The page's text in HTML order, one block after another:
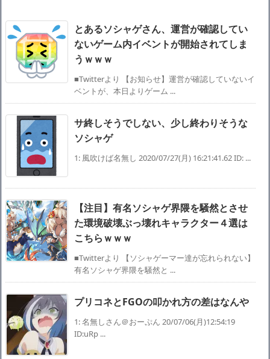
とあるソシャゲさん、運営が確認してい
ないゲーム内イベントが開始されてしま
うｗｗｗ
■Twitterより 【お知らせ】運営が確認していないイ
ベントが、本日よりゲーム ...
サ終しそうでしない、少し終わりそうな
ソシャゲ
1: 風吹けば名無し 2020/07/27(月) 16:21:41.62 ID: ...
【注目】有名ソシャゲ界隈を騒然とさせ
た環境破壊ぶっ壊れキャラクター４選は
こちらｗｗｗ
■Twitterより 【ソシャゲーマー達が忘れられない】
有名ソシャゲ界隈を騒然と ...
プリコネとFGOの叩かれ方の差はなんや
1: 名無しさん＠おーぷん 20/07/06(月)12:54:19
ID:uRp ...